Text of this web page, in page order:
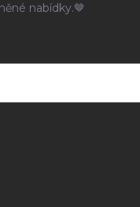
nabídky.🤎